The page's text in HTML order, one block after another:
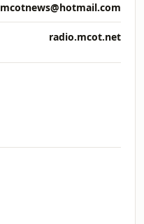
mcotnews@hotmail.com
radio.mcot.net